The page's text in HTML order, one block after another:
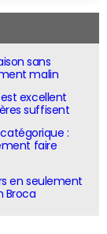
sans
malin
est excellent
suffisent
catégorique :
faire
en seulement
Broca